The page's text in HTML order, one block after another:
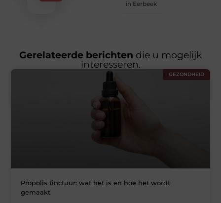
in Eerbeek
Gerelateerde berichten die u mogelijk
interesseren.
GEZONDHEID
Propolis tinctuur: wat het is en hoe het wordt
gemaakt